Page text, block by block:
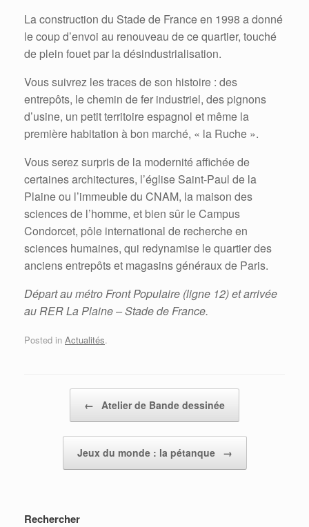
La construction du Stade de France en 1998 a donné
le coup d’envoi au renouveau de ce quartier, touché
de plein fouet par la désindustrialisation.
Vous suivrez les traces de son histoire : des
entrepôts, le chemin de fer industriel, des pignons
d’usine, un petit territoire espagnol et même la
première habitation à bon marché, « la Ruche ».
Vous serez surpris de la modernité affichée de
certaines architectures, l’église Saint-Paul de la
Plaine ou l’immeuble du CNAM, la maison des
sciences de l’homme, et bien sûr le Campus
Condorcet, pôle international de recherche en
sciences humaines, qui redynamise le quartier des
anciens entrepôts et magasins généraux de Paris.
Départ au métro Front Populaire (ligne 12) et arrivée
au RER La Plaine – Stade de France.
Posted in Actualités.
← Atelier de Bande dessinée
Jeux du monde : la pétanque →
Rechercher